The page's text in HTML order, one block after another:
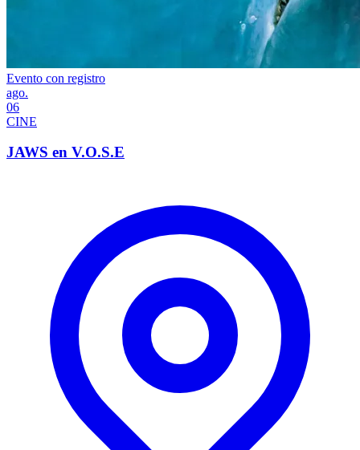
Evento con registro
ago.
06
CINE
JAWS en V.O.S.E